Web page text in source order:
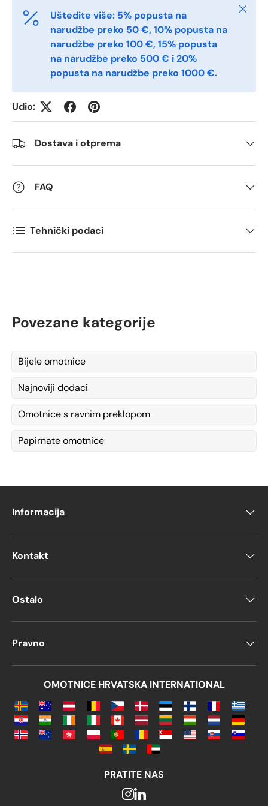
Quantity *
Comments
Uštedite više: 5% popusta na
narudžbe preko 50 €, 10% popusta na
narudžbe preko 100 €, 15% popusta
na narudžbe preko 500 € i 20%
popusta na narudžbe preko 1000 €.
Udio:
Dostava i otprema
FAQ
Tehnički podaci
Povezane kategorije
Bijele omotnice
Najnoviji dodaci
Omotnice s ravnim preklopom
Papirnate omotnice
Informacija
Kontakt
Ostalo
Pravno
OMOTNICE HRVATSKA INTERNATIONAL
PRATITE NAS